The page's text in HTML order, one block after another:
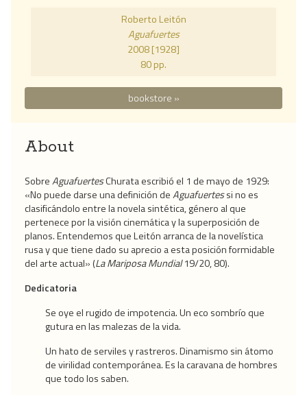
Roberto Leitón
Aguafuertes
2008 [1928]
80 pp.
bookstore »
About
SobreAguafuertesChurata escribió el 1 de mayo de 1929:
«No puede darse una definición deAguafuertessi no es
clasificándolo entre la novela sintética, género al que
pertenece por la visión cinemática y la superposición de
planos. Entendemos que Leitón arranca de la novelística
rusa y que tiene dado su aprecio a esta posición formidable
del arte actual» (La Mariposa Mundial19/20, 80).
Dedicatoria
Se oye el rugido de impotencia. Un eco sombrío que
gutura en las malezas de la vida.
Un hato de serviles y rastreros. Dinamismo sin átomo
de virilidad contemporánea. Es la caravana de hombres
que todo los saben.